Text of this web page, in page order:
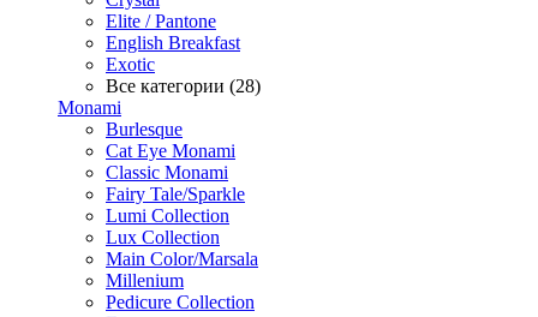
Elite / Pantone
English Breakfast
Exotic
Все категории (28)
Monami
Burlesque
Cat Eye Monami
Classic Monami
Fairy Tale/Sparkle
Lumi Collection
Lux Collection
Main Color/Marsala
Millenium
Pedicure Collection